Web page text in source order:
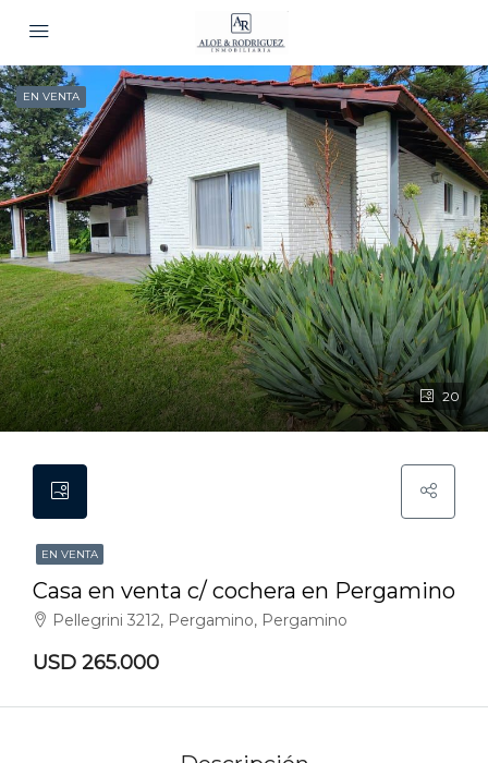
20
EN VENTA
EN VENTA
Casa en venta c/ cochera en Pergamino
Pellegrini 3212, Pergamino, Pergamino
USD 265.000